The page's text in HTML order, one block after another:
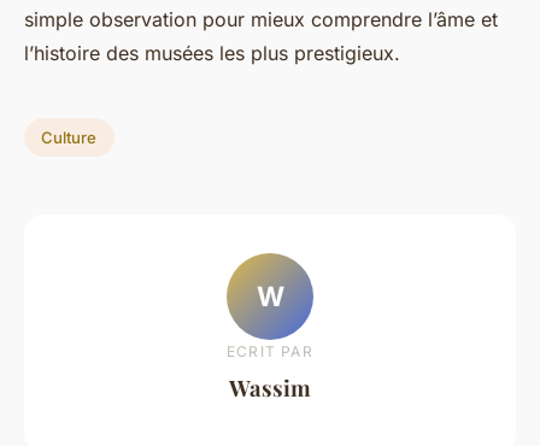
simple observation pour mieux comprendre l’âme et
l’histoire des musées les plus prestigieux.
Culture
W
ECRIT PAR
Wassim